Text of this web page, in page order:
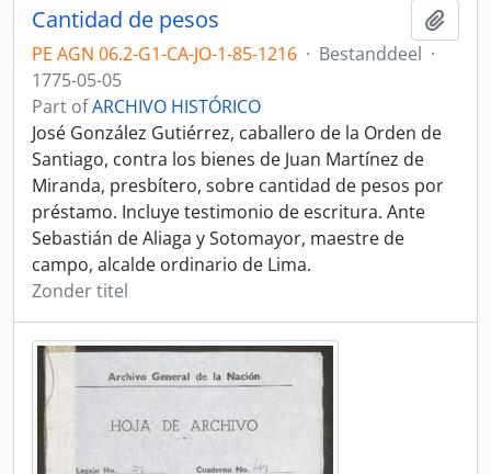
Cantidad de pesos
PE AGN 06.2-G1-CA-JO-1-85-1216 · Bestanddeel ·
1775-05-05
Part ofARCHIVO HISTÓRICO
José González Gutiérrez, caballero de la Orden de
Santiago, contra los bienes de Juan Martínez de
Miranda, presbítero, sobre cantidad de pesos por
préstamo. Incluye testimonio de escritura. Ante
Sebastián de Aliaga y Sotomayor, maestre de
campo, alcalde ordinario de Lima.
Zonder titel